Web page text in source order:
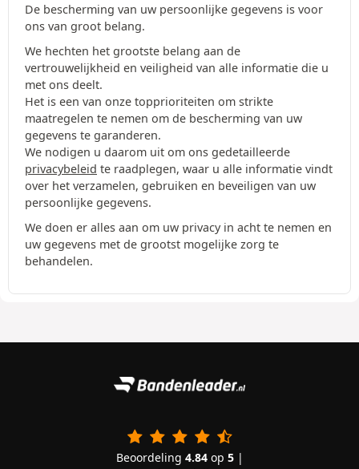
De bescherming van uw persoonlijke gegevens is voor
ons van groot belang.
We hechten het grootste belang aan de
vertrouwelijkheid en veiligheid van alle informatie die u
met ons deelt.
Het is een van onze topprioriteiten om strikte
maatregelen te nemen om de bescherming van uw
gegevens te garanderen.
We nodigen u daarom uit om ons gedetailleerde
privacybeleid te raadplegen, waar u alle informatie vindt
over het verzamelen, gebruiken en beveiligen van uw
persoonlijke gegevens.
We doen er alles aan om uw privacy in acht te nemen en
uw gegevens met de grootst mogelijke zorg te
behandelen.
Beoordeling 4.84op 5|